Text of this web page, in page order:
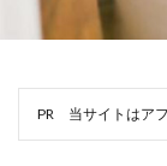
PR 当サイトはア